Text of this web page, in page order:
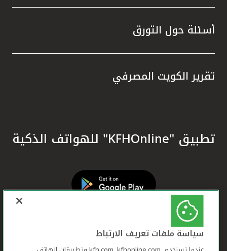
أسئلة حول التورق
تقرير الكويت المصرفي
تطبيق "KFHOnline" للهواتف الذكية
سياسة ملفات تعريف الارتباط